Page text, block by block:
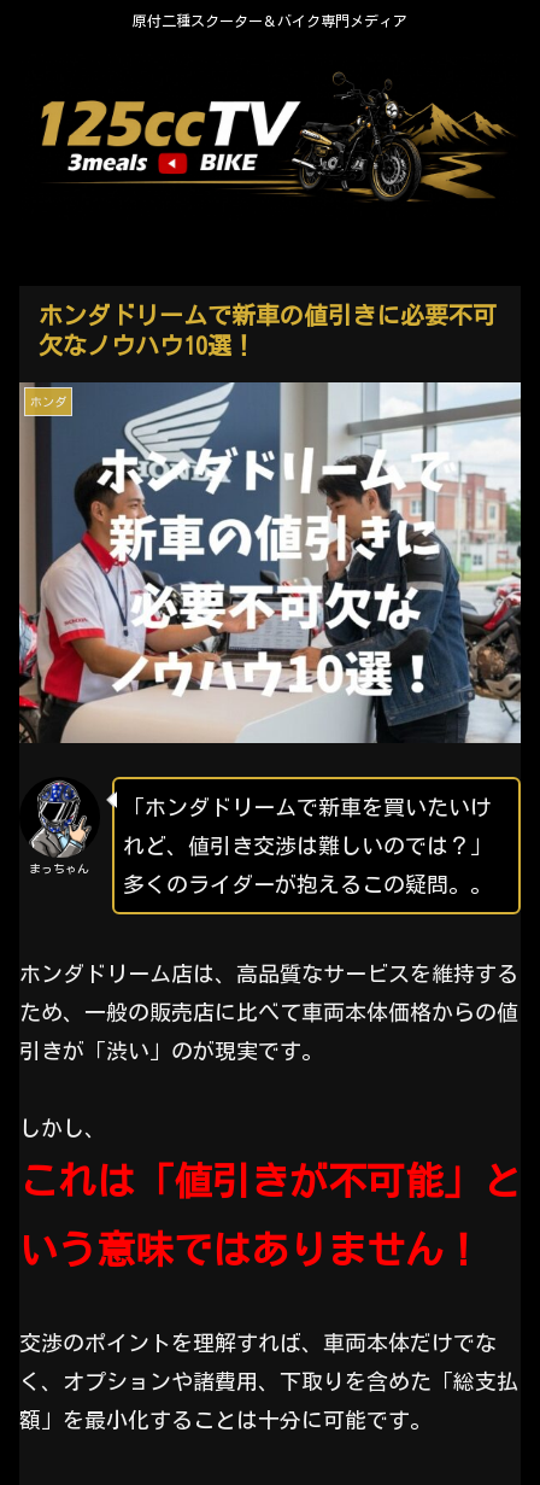
原付二種スクーター＆バイク専門メディア
ホンダドリームで新車の値引きに必要不可
欠なノウハウ10選！
ホンダ
まっちゃん
「ホンダドリームで新車を買いたいけ
れど、値引き交渉は難しいのでは？」
多くのライダーが抱えるこの疑問。。
ホンダドリーム店は、高品質なサービスを維持する
ため、一般の販売店に比べて車両本体価格からの値
引きが「渋い」のが現実です。
しかし、
これは「値引きが不可能」と
いう意味ではありません！
交渉のポイントを理解すれば、車両本体だけでな
く、オプションや諸費用、下取りを含めた「総支払
額」を最小化することは十分に可能です。